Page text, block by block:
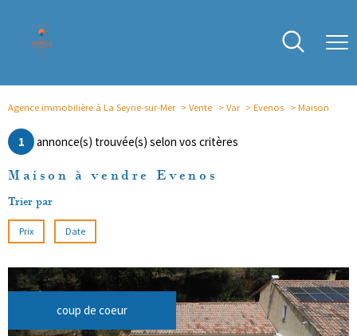
Agence immobilière à La Seyne-sur-Mer Vente Var Evenos Maison
1 annonce(s) trouvée(s) selon vos critères
Maison à vendre Evenos
Trier par
Prix Date
coup de coeur